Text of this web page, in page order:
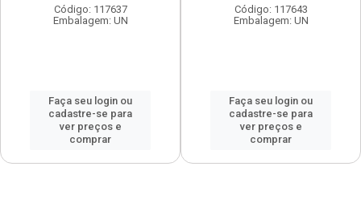
Código: 117637
Embalagem: UN
Faça seu login ou
cadastre-se para
ver preços e
comprar
Código: 117643
Embalagem: UN
Faça seu login ou
cadastre-se para
ver preços e
comprar